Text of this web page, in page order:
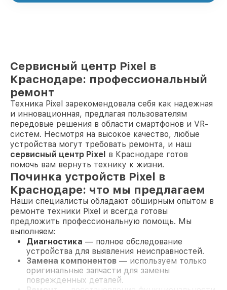
Сервисный центр Pixel в
Краснодаре: профессиональный
ремонт
Техника Pixel зарекомендовала себя как надежная
и инновационная, предлагая пользователям
передовые решения в области смартфонов и VR-
систем. Несмотря на высокое качество, любые
устройства могут требовать ремонта, и наш
сервисный центр Pixel в Краснодаре готов
помочь вам вернуть технику к жизни.
Починка устройств Pixel в
Краснодаре: что мы предлагаем
Наши специалисты обладают обширным опытом в
ремонте техники Pixel и всегда готовы
предложить профессиональную помощь. Мы
выполняем:
Диагностика — полное обследование
устройства для выявления неисправностей.
Замена компонентов — используем только
оригинальные запчасти для замены
поврежденных деталей.